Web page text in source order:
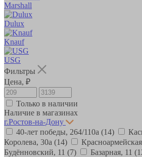
Marshall
Dulux
Knauf
USG
Фильтры
Цена, ₽
Только в наличии
Наличие в магазинах
г.Ростов-на-Дону
40-лет победы, 264/110а (14)
Королева, 30а (14)
Будённовский, 11 (7) Базарная, 11